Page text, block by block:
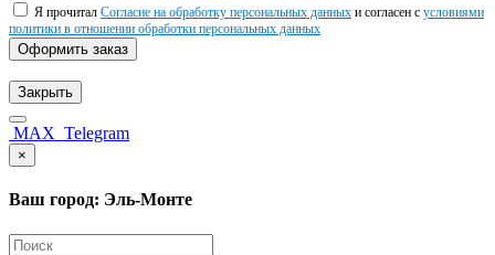
Я прочитал Согласие на обработку персональных данных и согласен с условиями
политики в отношении обработки персональных данных
Оформить заказ
Закрыть
MAX Telegram
×
Ваш город: Эль-Монте